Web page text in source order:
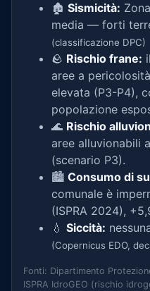
🏚️ Sismicità:
media — forti
(classificazione DPC)
🪨 Rischio frane:
aree a
elevata (P3-P4),
popolazione
🌊 Rischio
aree alluvionabili
(scenario P3).
🏙️ Consumo di
comunale è
(ISPRA 2024),
💧 Siccità:
(Copernicus EDO,
Fonti: Dipartimento
ISPRA IdroGEO (rischio